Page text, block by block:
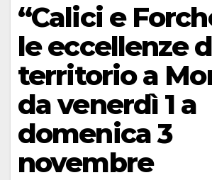
“Calici e
le eccellenze
territorio a
da venerdì 1 a
domenica 3
novembre